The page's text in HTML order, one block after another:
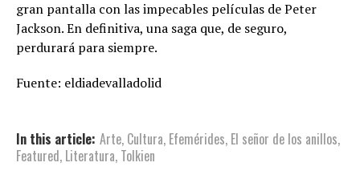
gran pantalla con las impecables películas de Peter
Jackson. En definitiva, una saga que, de seguro,
perdurará para siempre.
Fuente: eldiadevalladolid
In this article: Arte, Cultura, Efemérides, El señor de los anillos,
Featured, Literatura, Tolkien